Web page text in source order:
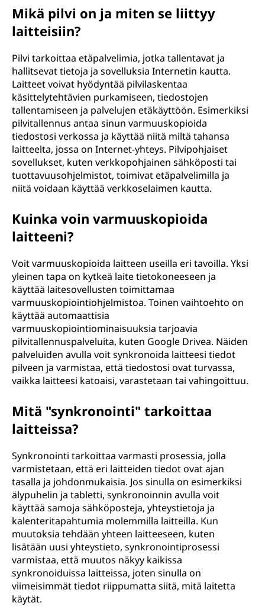
Mikä pilvi on ja miten se liittyy
laitteisiin?
Pilvi tarkoittaa etäpalvelimia, jotka tallentavat ja
hallitsevat tietoja ja sovelluksia Internetin kautta.
Laitteet voivat hyödyntää pilvilaskentaa
käsittelytehtävien purkamiseen, tiedostojen
tallentamiseen ja palvelujen etäkäyttöön. Esimerkiksi
pilvitallennus antaa sinun varmuuskopioida
tiedostosi verkossa ja käyttää niitä miltä tahansa
laitteelta, jossa on Internet-yhteys. Pilvipohjaiset
sovellukset, kuten verkkopohjainen sähköposti tai
tuottavuusohjelmistot, toimivat etäpalvelimilla ja
niitä voidaan käyttää verkkoselaimen kautta.
Kuinka voin varmuuskopioida
laitteeni?
Voit varmuuskopioida laitteen useilla eri tavoilla. Yksi
yleinen tapa on kytkeä laite tietokoneeseen ja
käyttää laitesovellusten toimittamaa
varmuuskopiointiohjelmistoa. Toinen vaihtoehto on
käyttää automaattisia
varmuuskopiointiominaisuuksia tarjoavia
pilvitallennuspalveluita, kuten Google Drivea. Näiden
palveluiden avulla voit synkronoida laitteesi tiedot
pilveen ja varmistaa, että tiedostosi ovat turvassa,
vaikka laitteesi katoaisi, varastetaan tai vahingoittuu.
Mitä "synkronointi" tarkoittaa
laitteissa?
Synkronointi tarkoittaa varmasti prosessia, jolla
varmistetaan, että eri laitteiden tiedot ovat ajan
tasalla ja johdonmukaisia. Jos sinulla on esimerkiksi
älypuhelin ja tabletti, synkronoinnin avulla voit
käyttää samoja sähköposteja, yhteystietoja ja
kalenteritapahtumia molemmilla laitteilla. Kun
muutoksia tehdään yhteen laitteeseen, kuten
lisätään uusi yhteystieto, synkronointiprosessi
varmistaa, että muutos näkyy kaikissa
synkronoiduissa laitteissa, joten sinulla on
viimeisimmät tiedot riippumatta siitä, mitä laitetta
käytät.